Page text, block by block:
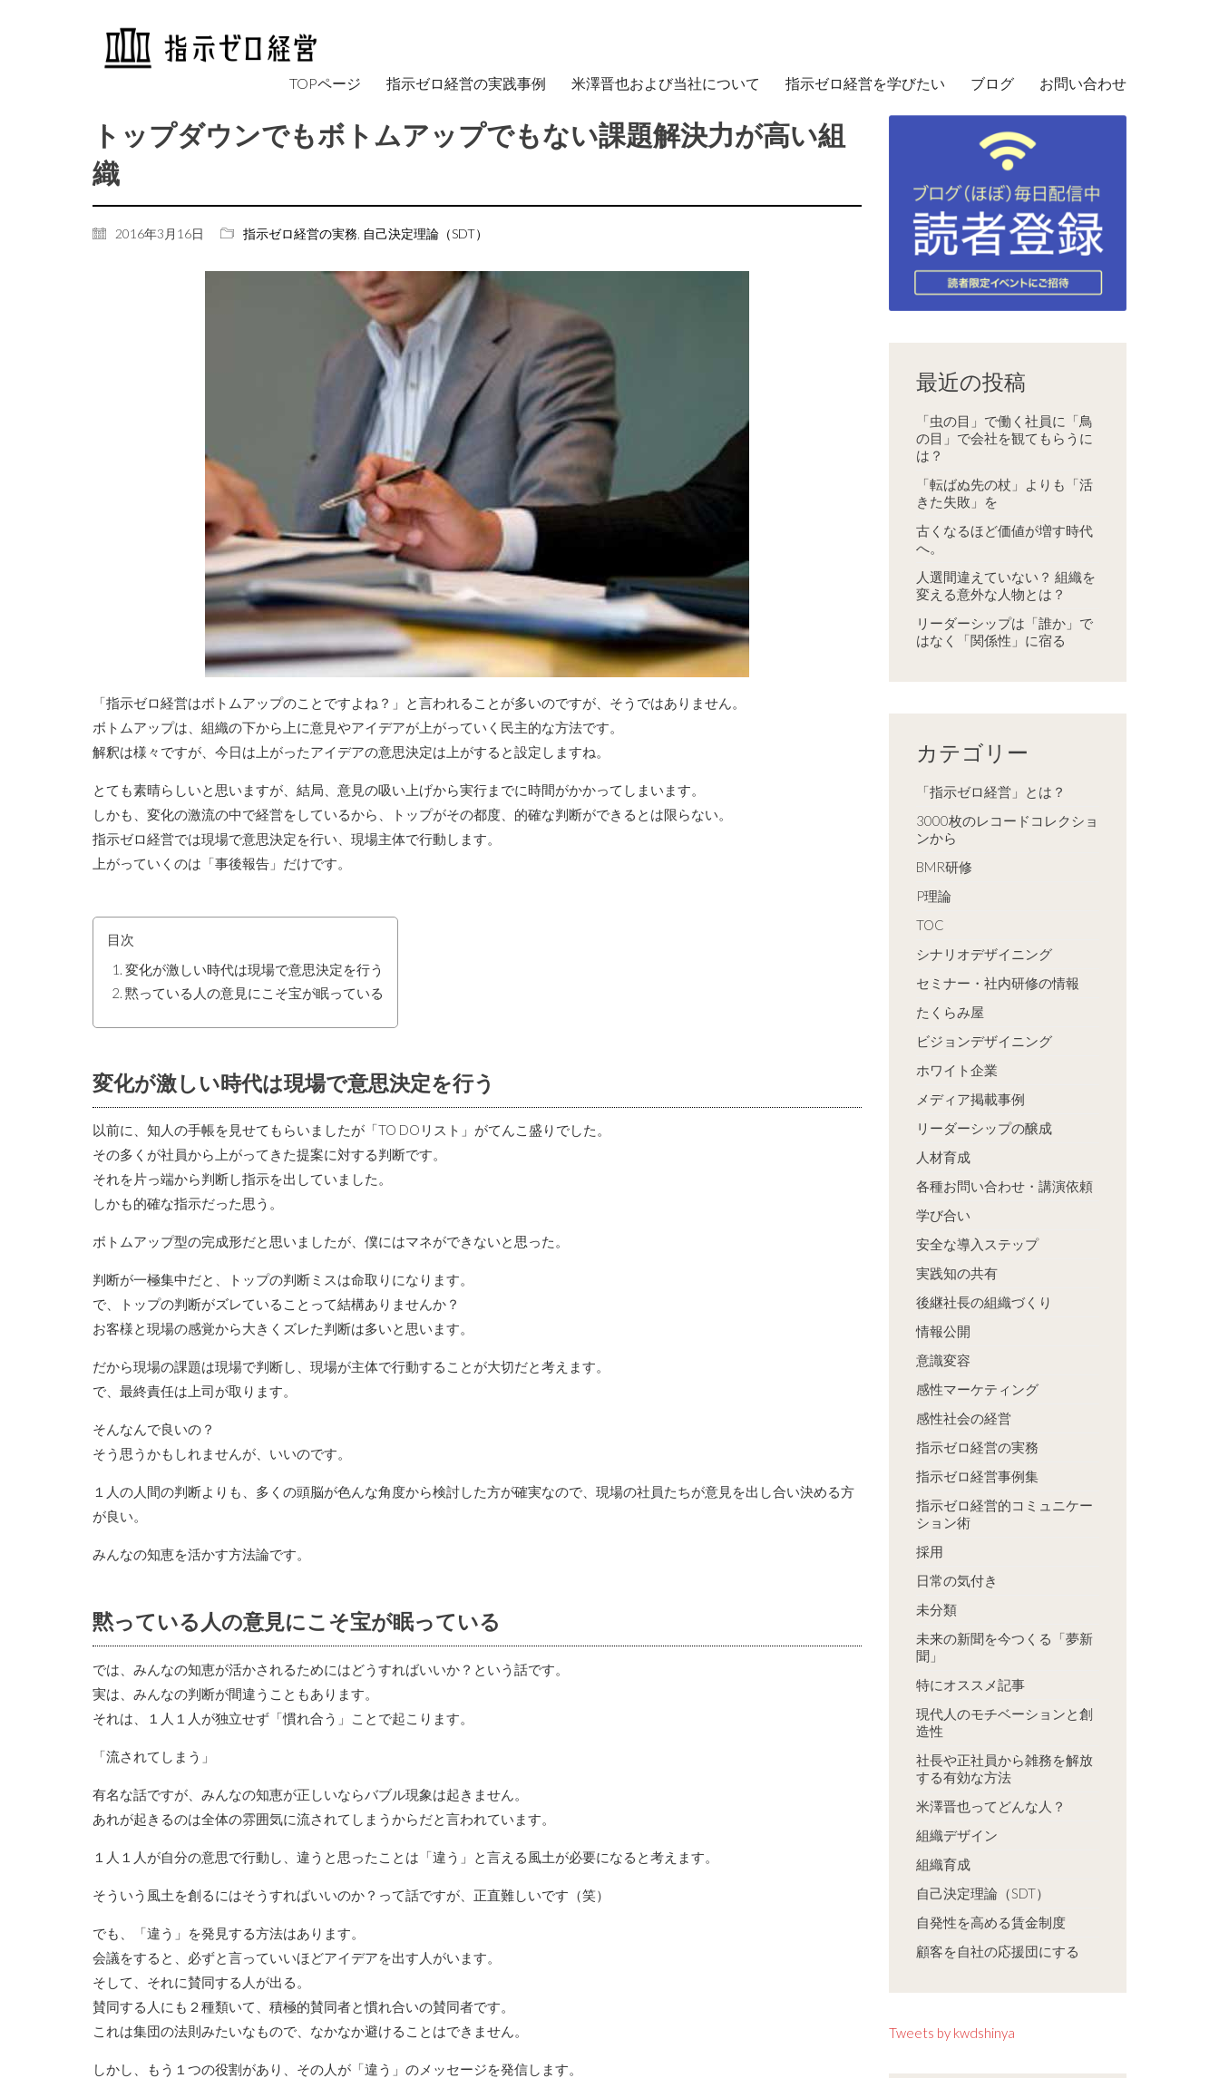
TOPページ 指示ゼロ経営の実践事例 米澤晋也および当社について 指示ゼロ経営を学びたい ブログ お問い合わせ
トップダウンでもボトムアップでもない課題解決力が高い組
織
2016年3月16日 指示ゼロ経営の実務 自己決定理論（SDT）
「指示ゼロ経営はボトムアップのことですよね？」と言われることが多いのですが、そうではありません。
ボトムアップは、組織の下から上に意見やアイデアが上がっていく民主的な方法です。
解釈は様々ですが、今日は上がったアイデアの意思決定は上がすると設定しますね。
とても素晴らしいと思いますが、結局、意見の吸い上げから実行までに時間がかかってしまいます。
しかも、変化の激流の中で経営をしているから、トップがその都度、的確な判断ができるとは限らない。
指示ゼロ経営では現場で意思決定を行い、現場主体で行動します。
上がっていくのは「事後報告」だけです。
目次
変化が激しい時代は現場で意思決定を行う
黙っている人の意見にこそ宝が眠っている
変化が激しい時代は現場で意思決定を行う
以前に、知人の手帳を見せてもらいましたが「TO DOリスト」がてんこ盛りでした。
その多くが社員から上がってきた提案に対する判断です。
それを片っ端から判断し指示を出していました。
しかも的確な指示だった思う。
ボトムアップ型の完成形だと思いましたが、僕にはマネができないと思った。
判断が一極集中だと、トップの判断ミスは命取りになります。
で、トップの判断がズレていることって結構ありませんか？
お客様と現場の感覚から大きくズレた判断は多いと思います。
だから現場の課題は現場で判断し、現場が主体で行動することが大切だと考えます。
で、最終責任は上司が取ります。
そんなんで良いの？
そう思うかもしれませんが、いいのです。
１人の人間の判断よりも、多くの頭脳が色んな角度から検討した方が確実なので、現場の社員たちが意見を出し合い決める方
が良い。
みんなの知恵を活かす方法論です。
黙っている人の意見にこそ宝が眠っている
では、みんなの知恵が活かされるためにはどうすればいいか？という話です。
実は、みんなの判断が間違うこともあります。
それは、１人１人が独立せず「慣れ合う」ことで起こります。
「流されてしまう」
有名な話ですが、みんなの知恵が正しいならバブル現象は起きません。
あれが起きるのは全体の雰囲気に流されてしまうからだと言われています。
１人１人が自分の意思で行動し、違うと思ったことは「違う」と言える風土が必要になると考えます。
そういう風土を創るにはそうすればいいのか？って話ですが、正直難しいです（笑）
でも、「違う」を発見する方法はあります。
会議をすると、必ずと言っていいほどアイデアを出す人がいます。
そして、それに賛同する人が出る。
賛同する人にも２種類いて、積極的賛同者と慣れ合いの賛同者です。
これは集団の法則みたいなもので、なかなか避けることはできません。
しかし、もう１つの役割があり、その人が「違う」のメッセージを発信します。
最近の投稿
「虫の目」で働く社員に「鳥
の目」で会社を観てもらうに
は？
「転ばぬ先の杖」よりも「活
きた失敗」を
古くなるほど価値が増す時代
へ。
人選間違えていない？ 組織を
変える意外な人物とは？
リーダーシップは「誰か」で
はなく「関係性」に宿る
カテゴリー
「指示ゼロ経営」とは？
3000枚のレコードコレクショ
ンから
BMR研修
P理論
TOC
シナリオデザイニング
セミナー・社内研修の情報
たくらみ屋
ビジョンデザイニング
ホワイト企業
メディア掲載事例
リーダーシップの醸成
人材育成
各種お問い合わせ・講演依頼
学び合い
安全な導入ステップ
実践知の共有
後継社長の組織づくり
情報公開
意識変容
感性マーケティング
感性社会の経営
指示ゼロ経営の実務
指示ゼロ経営事例集
指示ゼロ経営的コミュニケー
ション術
採用
日常の気付き
未分類
未来の新聞を今つくる「夢新
聞」
特にオススメ記事
現代人のモチベーションと創
造性
社長や正社員から雑務を解放
する有効な方法
米澤晋也ってどんな人？
組織デザイン
組織育成
自己決定理論（SDT）
自発性を高める賃金制度
顧客を自社の応援団にする
Tweets by kwdshinya